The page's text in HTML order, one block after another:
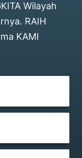
Wilayah
RAIH
KAMI